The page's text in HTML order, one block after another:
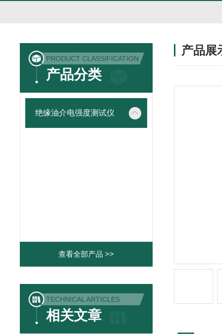
PRODUCT CLASSIFICATION
产品分类
绝缘油介电强度测试仪
查看全部产品 >>
TECHNICAL ARTICLES
相关文章
产品展